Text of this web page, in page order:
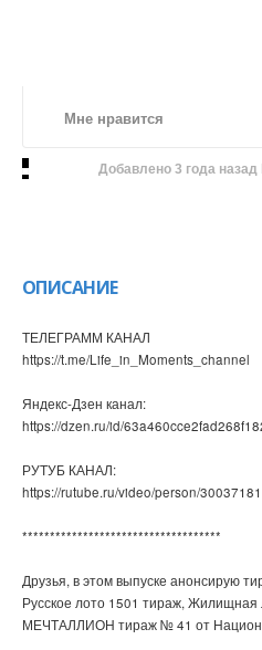
Мне нравится
Добавлено 3 года назад
ОПИСАНИЕ
ТЕЛЕГРАММ КАНАЛ
https://t.me/Life_in_Moments_channel
Яндекс-Дзен канал:
https://dzen.ru/id/
РУТУБ КАНАЛ:
https://rutube.ru/video/person/30037181
************************************
Друзья, в этом выпуске анонсирую
Русское лото 1501 тираж, Жилищная
МЕЧТАЛЛИОН тираж № 41 от